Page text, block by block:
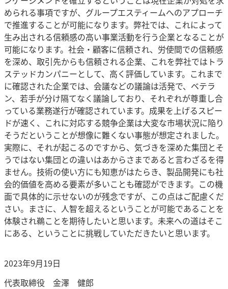
められる事項ですが、グループエスティームへのアプローチ
で推進することが可能になります。弊社では、これによって
生み出される信頼感の高い事業活動を行う企業となることが
可能になります。社会・顧客に信頼され、労使間での信頼感
を深め、取引先からも信頼される企業、これを弊社ではトラ
ステッドカンパニーとして、高く評価しています。これまで
に確認された企業では、会議などの議論は活発で、ベテラ
ン、若手が分け隔てなく議論しており、それぞれが尊重し合
っている業務遂行が確認されています。成果を上げるスピー
ドが速く、これに対応する競争企業は大変な市場状況に陥り
そうだということが想像に難くない事態が想定されました。
実際に、それが起こるのですから、気づきを深めた集団とそ
うではない集団との違いはあからさまであると言わざるを得
ません。技術の使い方にも知恵がはたらき、製品開発にも社
会的価値を高める要素が多いことも確認ができます。この機
面で具体的に示せないのが残念ですが、この点はご配慮くだ
さい。まさに、人智を超えるということが可能であることを
体験され鵜ことを期待したいと思います。未来への道はそこ
にある、ということに挑戦していただきたいと思います。
2023年9月19日
代表取締役 金澤 健郎